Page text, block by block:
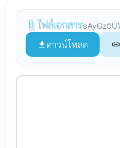
attach_file ไฟล์เอกสาร
file_download ดาวน์โหลด link